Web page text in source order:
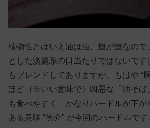
植物性とはいえ油は油、量が量なので
とした淡麗系の口当たりではないです
もブレンドしてありますが、もはや “
ほど（※いい意味で）凶悪な「油そば
も食べやすく、かなりハードルが下が
ある意味 “魚介” が今回のハードルです